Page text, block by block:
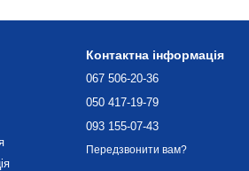
Контактна інформація
067 506-20-36
050 417-19-79
093 155-07-43
Передзвонити вам?